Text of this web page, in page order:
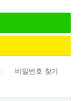
비밀번호 찾기